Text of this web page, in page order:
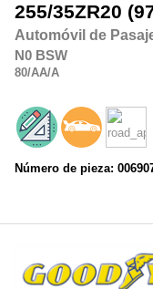
255/35ZR20
Automóvil de
N0 BSW
80/AA/A
Número de pieza: